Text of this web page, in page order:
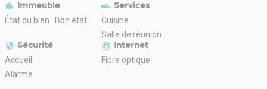
Immeuble
État du bien : Bon état
Services
Cuisine
Salle de réunion
Sécurité
Accueil
Alarme
Internet
Fibre optique